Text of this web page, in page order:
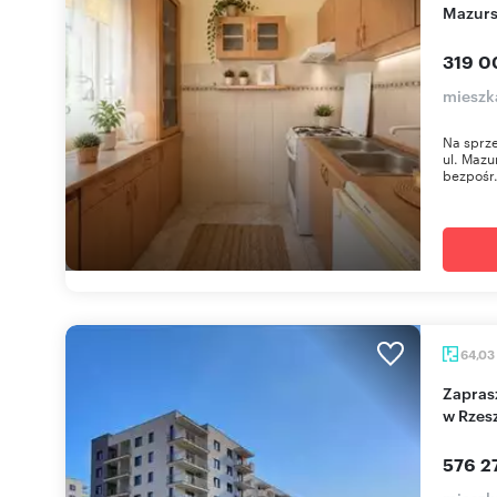
319
Na
ul.
64,03
Zapraszam do 64 m² mieszkania z loggią 8,68 m²
w
576